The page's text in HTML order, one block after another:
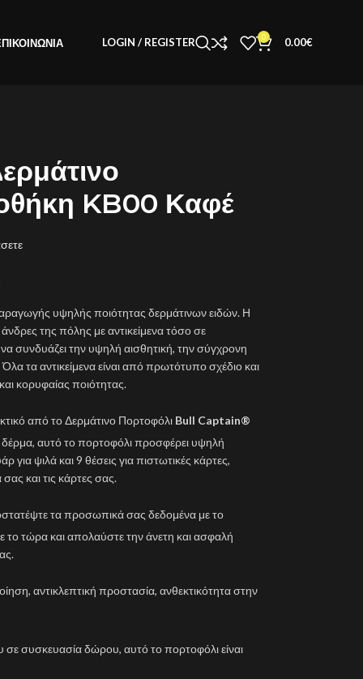
LOGIN / REGISTER 0 0.00€
KB00 Καφέ
υψηλής ποιότητας δερμάτινων ειδών. Η
άνδρες της πόλης με αντικείμενα τόσο σε
συνδυάζει την υψηλή αισθητική, την σύγχρονη
τα αντικείμενα είναι από πρωτότυπο σχέδιο και
κορυφαίας ποιότητας.
από το Δερμάτινο Πορτοφόλι Bull Captain®
αυτό το πορτοφόλι προσφέρει υψηλή
ψιλά και 9 θέσεις για πιστωτικές κάρτες,
και τις κάρτες σας.
τα προσωπικά σας δεδομένα με το
το τώρα και απολαύστε την άνετη και ασφαλή
αντικλεπτική προστασία, ανθεκτικότητα στην
συσκευασία δώρου, αυτό το πορτοφόλι είναι